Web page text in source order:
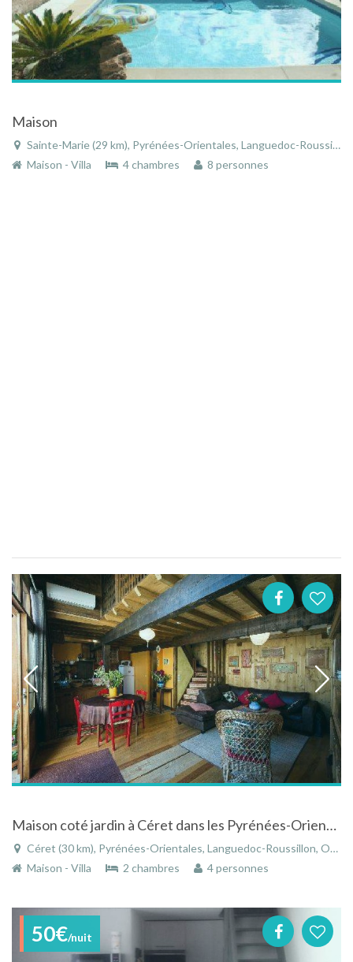
Maison
Sainte-Marie (29 km), Pyrénées-Orientales, Languedoc-Roussillon, Occitanie, France
Maison - Villa
4 chambres 8 personnes
Maison coté jardin à Céret dans les Pyrénées-Orientales dans le Languedoc-Roussillon
Céret (30 km), Pyrénées-Orientales, Languedoc-Roussillon, Occitanie, France
Maison - Villa
2 chambres 4 personnes
50€/nuit